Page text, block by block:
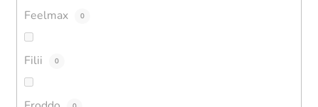
Feelmax 0
Filii 0